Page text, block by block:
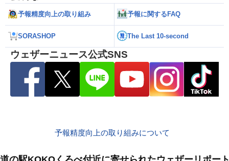
予報精度向上の取り組み 予報に関するFAQ
SORASHOP The Last 10-second
ウェザーニュース公式SNS
予報精度向上の取り組みについて